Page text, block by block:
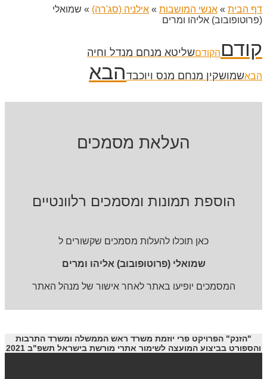
דף הבית » אנשי המושבות » אילניה (סג'רה) » שמואלי
(פרוטופובוב) אליהו ומרים
קודם הקודםשליטא מנחם מנדל וחיה
הבאשמושקין מנחם מנס ויוכבדהבא
העלאת מסמכים
הוספת תמונות ומסמכים רלוונטיים
כאן תוכלו להעלות מסמכים שקשורים ל
שמואלי (פרוטופובוב) אליהו ומרים
המסמכים יופיעו באתר לאחר אישור של מנהל האתר
"הזנק" הפרויקט פרי יוזמת משרד ראש הממשלה ומשרד התרבות
והספורט בביצוע המועצה לשימור אתרי מורשת בישראל תשפ"ב 2021